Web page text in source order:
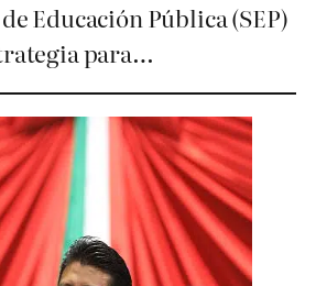
Educación Pública (SEP)
para…